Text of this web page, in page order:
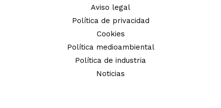
Aviso legal
Política de privacidad
Cookies
Política medioambiental
Política de industria
Noticias